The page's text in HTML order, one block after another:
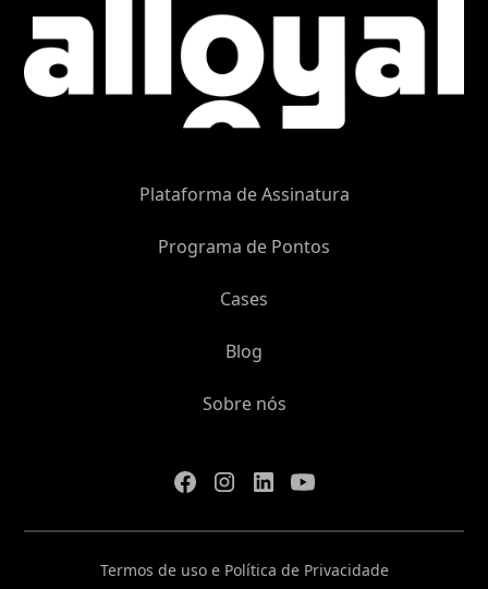
Plataforma de Assinatura
Programa de Pontos
Cases
Blog
Sobre nós
Termos de uso e Política de Privacidade